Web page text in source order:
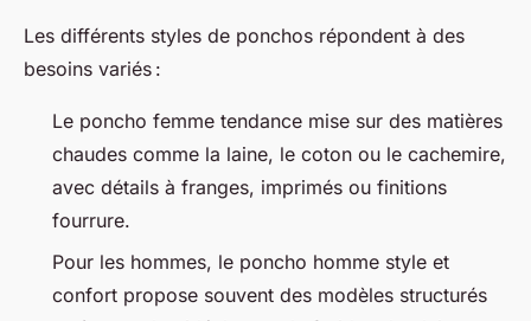
Les différents styles de ponchos répondent à des
besoins variés :
Le poncho femme tendance mise sur des matières
chaudes comme la laine, le coton ou le cachemire,
avec détails à franges, imprimés ou finitions
fourrure.
Pour les hommes, le poncho homme style et
confort propose souvent des modèles structurés